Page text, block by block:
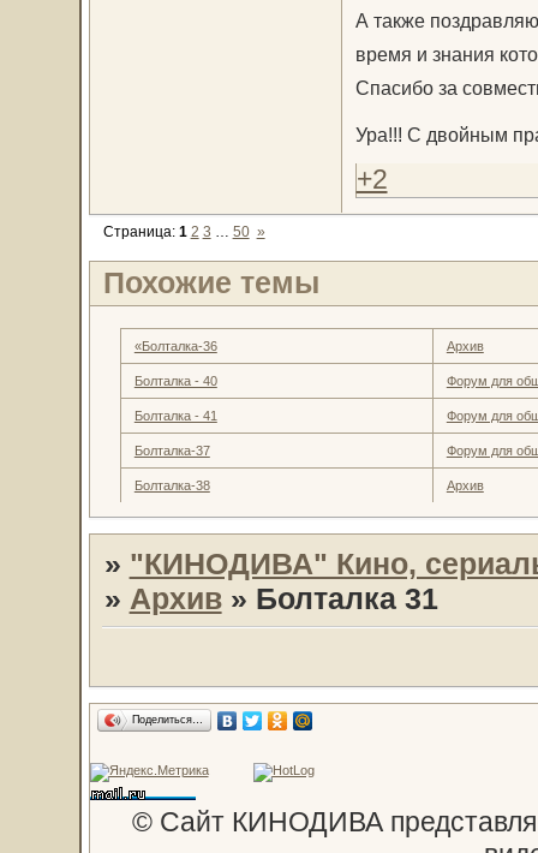
А также
время и знания
Спасибо за
Ура!!! С двойным
+2
Страница: 1 2 3 … 50 »
Похожие темы
«Болталка-36 Архив
Болталка - 40 Форум для
Болталка - 41 Форум для
Болталка-37 Форум для
Болталка-38 Архив
» "КИНОДИВА" Кино,
» Архив » Болталка 31
Поделиться…
© Сайт КИНОДИВА